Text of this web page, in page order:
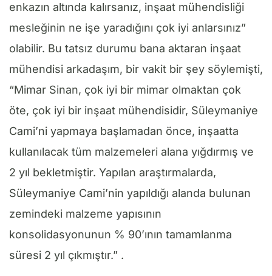
enkazın altında kalırsanız, inşaat mühendisliği
mesleğinin ne işe yaradığını çok iyi anlarsınız”
olabilir. Bu tatsız durumu bana aktaran inşaat
mühendisi arkadaşım, bir vakit bir şey söylemişti,
“Mimar Sinan, çok iyi bir mimar olmaktan çok
öte, çok iyi bir inşaat mühendisidir, Süleymaniye
Cami’ni yapmaya başlamadan önce, inşaatta
kullanılacak tüm malzemeleri alana yığdırmış ve
2 yıl bekletmiştir. Yapılan araştırmalarda,
Süleymaniye Cami’nin yapıldığı alanda bulunan
zemindeki malzeme yapısının
konsolidasyonunun % 90’ının tamamlanma
süresi 2 yıl çıkmıştır.” .